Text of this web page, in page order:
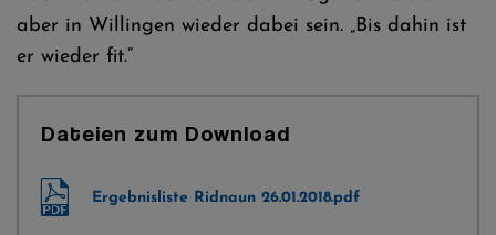
aber in Willingen wieder dabei sein. „Bis dahin ist
er wieder fit.“
Dateien zum Download
Ergebnisliste Ridnaun 26.01.2018.pdf